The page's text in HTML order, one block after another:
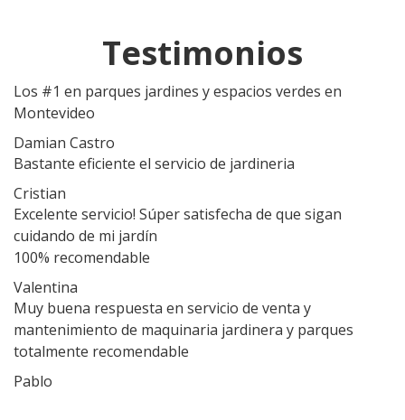
Testimonios
Los #1 en parques jardines y espacios verdes en
Montevideo
Damian Castro
Bastante eficiente el servicio de jardineria
Cristian
Excelente servicio! Súper satisfecha de que sigan
cuidando de mi jardín
100% recomendable
Valentina
Muy buena respuesta en servicio de venta y
mantenimiento de maquinaria jardinera y parques
totalmente recomendable
Pablo